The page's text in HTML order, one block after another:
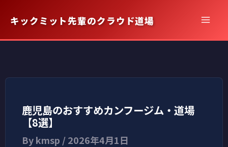
を
キ
キックミット先輩のクラウド道場
鹿児島のおすすめカンフージム・道場
【8選】
Bykmsp /2026年4月1日